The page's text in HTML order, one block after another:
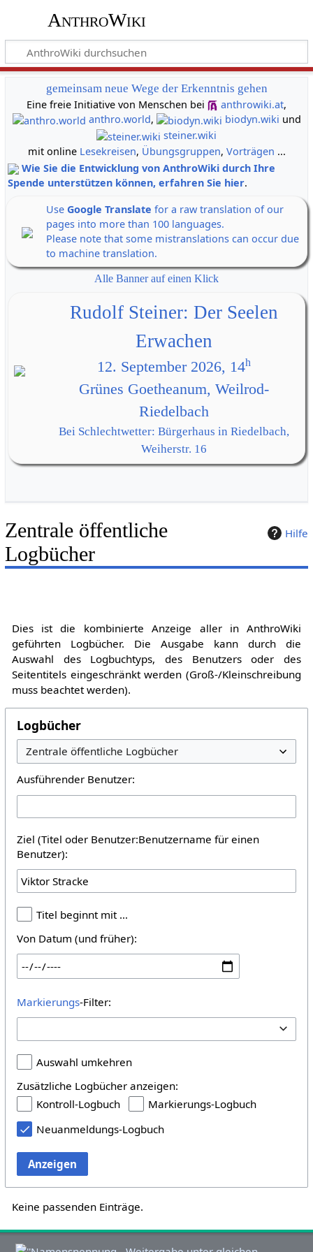
AnthroWiki
gemeinsam neue Wege der Erkenntnis gehen
Eine freie Initiative von Menschen bei
anthrowiki.at,
anthro.world, biodyn.wiki und
steiner.wiki
mit online Lesekreisen, Übungsgruppen, Vorträgen ...
Wie Sie die Entwicklung von AnthroWiki durch Ihre
Spende unterstützen können, erfahren Sie hier.
Use Google Translate for a raw translation of our
pages into more than 100 languages.
Please note that some mistranslations can occur due
to machine translation.
Alle Banner auf einen Klick
Rudolf Steiner: Der Seelen
Erwachen
12. September 2026, 14h
Grünes Goetheanum, Weilrod-
Riedelbach
Bei Schlechtwetter: Bürgerhaus in Riedelbach,
Weiherstr. 16
Hilfe
Zentrale öffentliche
Logbücher
Dies ist die kombinierte Anzeige aller in AnthroWiki
geführten Logbücher. Die Ausgabe kann durch die
Auswahl des Logbuchtyps, des Benutzers oder des
Seitentitels eingeschränkt werden (Groß-/Kleinschreibung
muss beachtet werden).
Logbücher
Ausführender Benutzer:
Ziel (Titel oder Benutzer:Benutzername für einen
Benutzer):
Titel beginnt mit …
Von Datum (und früher):
Markierungs-Filter:
Auswahl umkehren
Zusätzliche Logbücher anzeigen:
Kontroll-Logbuch
Markierungs-Logbuch
Neuanmeldungs-Logbuch
Anzeigen
Keine passenden Einträge.